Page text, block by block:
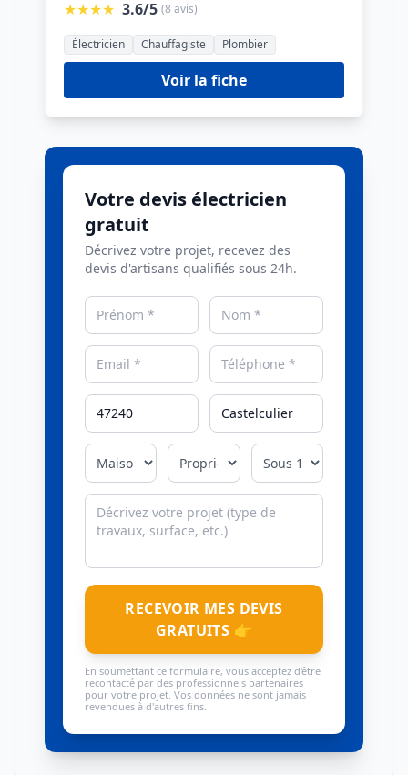
★★★★ 3.6/5 (8 avis)
Électricien Chauffagiste Plombier
Voir la fiche
Votre devis électricien
gratuit
Décrivez votre projet, recevez des
devis d'artisans qualifiés sous 24h.
RECEVOIR MES DEVIS
GRATUITS 👉
En soumettant ce formulaire, vous acceptez d'être
recontacté par des professionnels partenaires
pour votre projet. Vos données ne sont jamais
revendues à d'autres fins.